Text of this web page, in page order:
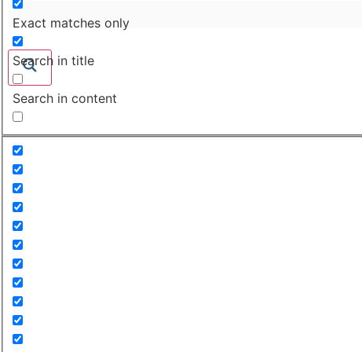
Exact matches only
Search in title
Search in content